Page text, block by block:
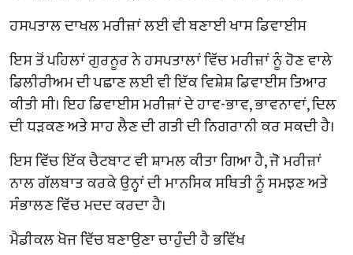
ਹਸਪਤਾਲ ਦਾਖਲ ਮਰੀਜ਼ਾਂ ਲਈ ਵੀ ਬਣਾਈ ਖਾਸ ਡਿਵਾਈਸ
ਇਸ ਤੋਂ ਪਹਿਲਾਂ ਗੁਰਨੂਰ ਨੇ ਹਸਪਤਾਲਾਂ ਵਿੱਚ ਮਰੀਜ਼ਾਂ ਨੂੰ ਹੋਣ ਵਾਲੇ
ਡਿਲੀਰੀਅਮ ਦੀ ਪਛਾਣ ਲਈ ਵੀ ਇੱਕ ਵਿਸ਼ੇਸ਼ ਡਿਵਾਈਸ ਤਿਆਰ
ਕੀਤੀ ਸੀ। ਇਹ ਡਿਵਾਈਸ ਮਰੀਜ਼ਾਂ ਦੇ ਹਾਵ-ਭਾਵ, ਭਾਵਨਾਵਾਂ, ਦਿਲ
ਦੀ ਧੜਕਣ ਅਤੇ ਸਾਹ ਲੈਣ ਦੀ ਗਤੀ ਦੀ ਨਿਗਰਾਨੀ ਕਰ ਸਕਦੀ ਹੈ।
ਇਸ ਵਿੱਚ ਇੱਕ ਚੈਟਬਾਟ ਵੀ ਸ਼ਾਮਲ ਕੀਤਾ ਗਿਆ ਹੈ, ਜੋ ਮਰੀਜ਼ਾਂ
ਨਾਲ ਗੱਲਬਾਤ ਕਰਕੇ ਉਨ੍ਹਾਂ ਦੀ ਮਾਨਸਿਕ ਸਥਿਤੀ ਨੂੰ ਸਮਝਣ ਅਤੇ
ਸੰਭਾਲਣ ਵਿੱਚ ਮਦਦ ਕਰਦਾ ਹੈ।
ਮੈਡੀਕਲ ਖੋਜ ਵਿੱਚ ਬਣਾਉਣਾ ਚਾਹੁੰਦੀ ਹੈ ਭਵਿੱਖ